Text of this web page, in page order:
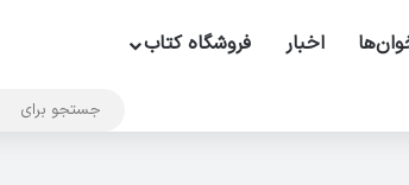
اخبار فروشگاه کتاب